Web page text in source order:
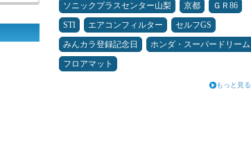
ソニックプラスセンター山梨
京都
ＧＲ86
STI
エアコンフィルター
セルフGS
みんカラ登録記念日
ホンダ・スーパードリーム
フロアマット
もっと見る